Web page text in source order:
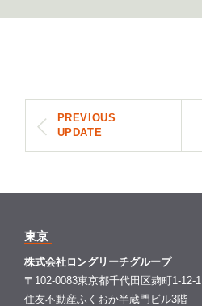
PREVIOUS
UPDATE
東京
株式会社ロングリーチグループ
〒102-0083東京都千代田区麹町1-12-1
住友不動産ふくおか半蔵門ビル3階